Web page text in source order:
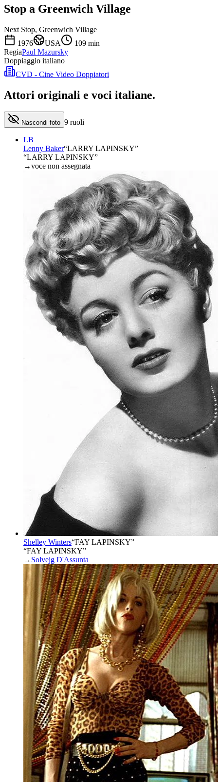
Stop a Greenwich Village
Next Stop, Greenwich Village
1976
USA 109 min
RegiaPaul Mazursky
Doppiaggio italiano
CVD - Cine Video Doppiatori
Attori originali e voci italiane.
Nascondi foto 9 ruoli
LB
Lenny Baker“LARRY LAPINSKY”
“LARRY LAPINSKY”
→voce non assegnata
Shelley Winters“FAY LAPINSKY”
“FAY LAPINSKY”
→ Solvejg D'Assunta